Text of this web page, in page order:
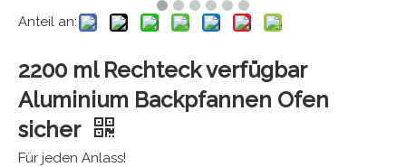
Anteil an:
2200 ml Rechteck verfügbar
Aluminium Backpfannen Ofen
sicher
Für jeden Anlass!